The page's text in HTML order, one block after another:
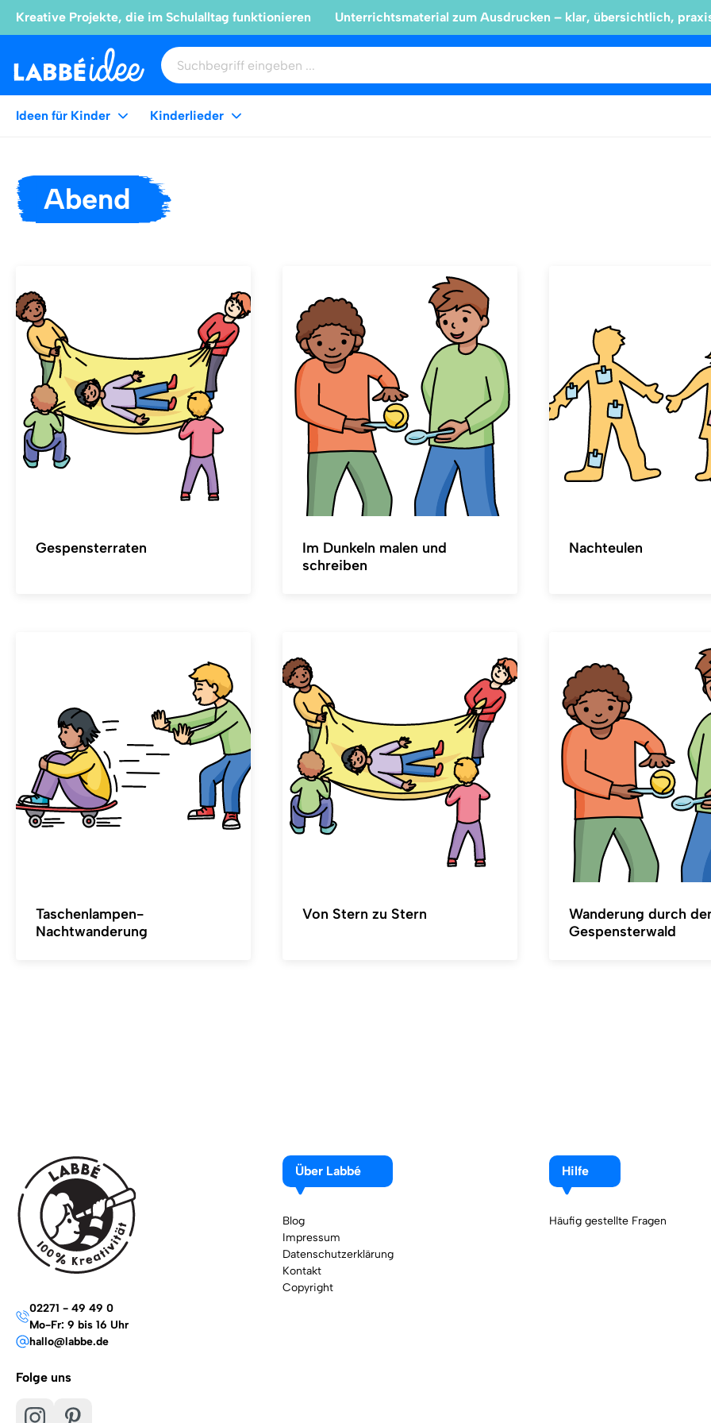
Kreative Projekte, die im Schulalltag funktionieren Unterrichtsmaterial zum Ausdrucken – klar, übersichtlich,
Ideen für Kinder Kinderlieder
Abend
Gespensterraten
Im Dunkeln malen und
schreiben
Nachteulen
Taschenlampen-
Nachtwanderung
Von Stern zu Stern
Wanderung durch
Gespensterwald
02271 - 49 49 0
Mo-Fr: 9 bis 16 Uhr
hallo@labbe.de
Folge uns
Über Labbé
Blog
Impressum
Datenschutzerklärung
Kontakt
Copyright
Hilfe
Häufig gestellte Fragen